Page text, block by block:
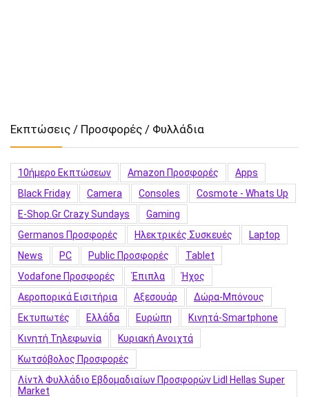
Εκπτώσεις / Προσφορές / Φυλλάδια
10ήμερο Εκπτώσεων Amazon Προσφορές
Apps
Black Friday
Camera Consoles
Cosmote - Whats Up
E-Shop.gr Crazy Sundays
Gaming
Germanos Προσφορές
Hλεκτρικές Συσκευές
Laptop
News
PC Public Προσφορές
Tablet
Vodafone Προσφορές
Έπιπλα
Ήχος
Αεροπορικά Εισιτήρια
Αξεσουάρ
Δώρα-Μπόνους
Εκτυπωτές
Ελλάδα Ευρώπη
Κινητά-Smartphone
Κινητή Τηλεφωνία
Κυριακή Ανοιχτά
Κωτσόβολος Προσφορές
Λίντλ Φυλλάδιο Εβδομαδιαίων Προσφορών Lidl Hellas Super
Market